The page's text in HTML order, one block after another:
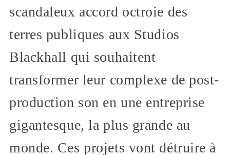
scandaleux accord octroie des
terres publiques aux Studios
Blackhall qui souhaitent
transformer leur complexe de post-
production son en une entreprise
gigantesque, la plus grande au
monde. Ces projets vont détruire à